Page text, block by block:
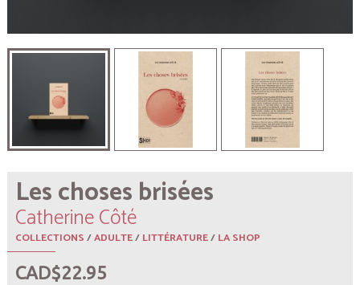
Les choses brisées
Catherine Côté
COLLECTIONS/ADULTE/LITTÉRATURE/LA SHOP
CAD$22.95